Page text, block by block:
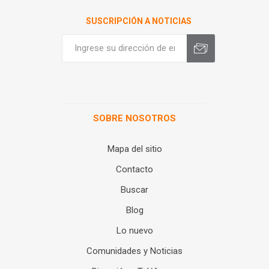
SUSCRIPCIÓN A NOTICIAS
SOBRE NOSOTROS
Mapa del sitio
Contacto
Buscar
Blog
Lo nuevo
Comunidades y Noticias